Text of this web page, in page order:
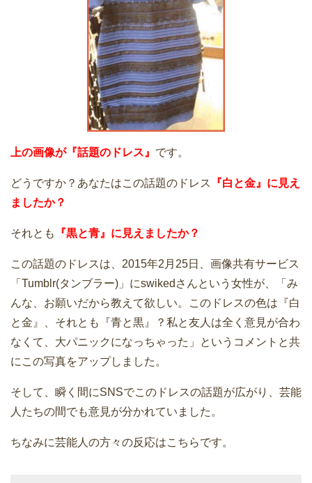
上の画像が『話題のドレス』 です。
どうですか？あなたはこの話題のドレス
『白と金』に見え
ましたか？
それとも 『黒と青』に見えましたか？
この話題のドレスは、2015年2月25日、画像共有サービス
「Tumblr(タンブラー)」にswikedさんという女性が、「み
んな、お願いだから教えて欲しい。このドレスの色は『白
と金』、それとも『青と黒』？私と友人は全く意見が合わ
なくて、大パニックになっちゃった」というコメントと共
にこの写真をアップしました。
そして、瞬く間にSNSでこのドレスの話題が広がり、芸能
人たちの間でも意見が分かれていました。
ちなみに芸能人の方々の反応はこちらです。